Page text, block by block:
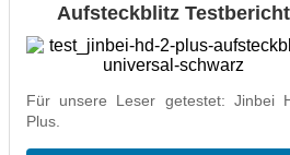
Aufsteckblitz Testbericht
Für unsere Leser getestet: Jinbei
Plus.